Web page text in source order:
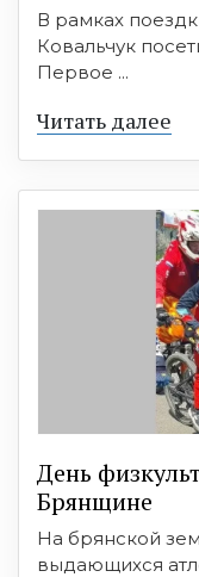
В рамках
Ковальчук
Первое ...
Читать далее
День
Брянщине
На брянской
выдающихся